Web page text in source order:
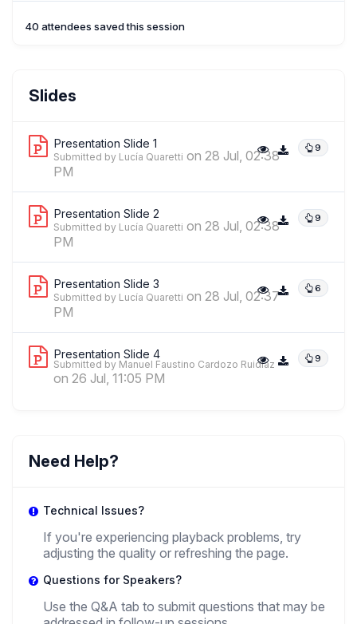
Researcher,
40 attendees saved this session
Slides
Presentation Slide 1 9
Submitted by Lucía Quaretti on 28 Jul, 02:38
PM
Presentation Slide 2 9
Submitted by Lucía Quaretti on 28 Jul, 02:38
PM
Presentation Slide 3 6
Submitted by Lucía Quaretti on 28 Jul, 02:37
PM
Presentation Slide 4 9
Submitted by Manuel Faustino Cardozo Ruidiaz
on 26 Jul, 11:05 PM
Need Help?
Technical Issues?
If you're experiencing playback problems, try
adjusting the quality or refreshing the page.
Questions for Speakers?
Use the Q&A tab to submit questions that may be